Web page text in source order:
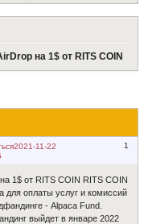
на 1$ от RITS COIN
1
2021-11-22
1$ от RITS COIN RITS COIN
для оплаты услуг и комиссий
- Alpaca Fund.
выйдет в январе 2022